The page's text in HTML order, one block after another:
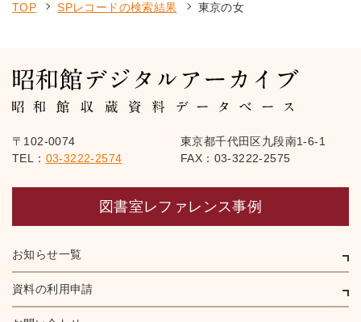
TOP SPレコードの検索結果 東京の女
〒102-0074
東京都千代田区九段南1-6-1
TEL： 03-3222-2574 FAX：03-3222-2575
図書室レファレンス事例
お知らせ一覧
資料の利用申請